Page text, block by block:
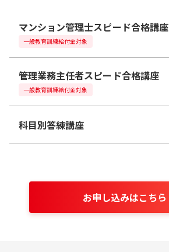
マンション管理士スピード合格講座
一般教育訓練給付金対象
管理業務主任者スピード合格講座
一般教育訓練給付金対象
科目別答練講座
お申し込みはこちら